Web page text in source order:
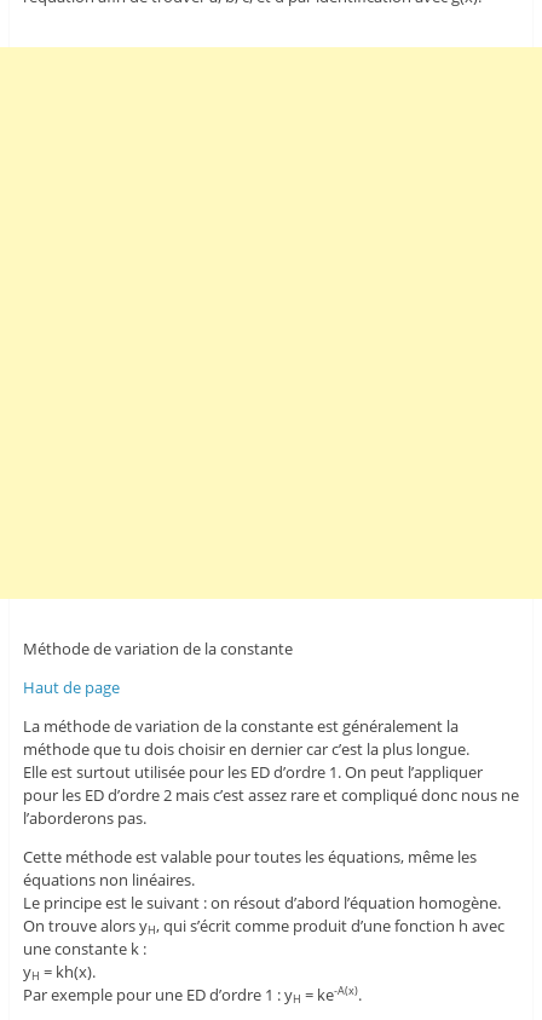
Méthode de variation de la constante
Haut de page
La méthode de variation de la constante est généralement la
méthode que tu dois choisir en dernier car c’est la plus longue.
Elle est surtout utilisée pour les ED d’ordre 1. On peut l’appliquer
pour les ED d’ordre 2 mais c’est assez rare et compliqué donc nous ne
l’aborderons pas.
Cette méthode est valable pour toutes les équations, même les
équations non linéaires.
Le principe est le suivant : on résout d’abord l’équation homogène.
On trouve alors yH, qui s’écrit comme produit d’une fonction h avec
une constante k :
yH = kh(x).
Par exemple pour une ED d’ordre 1 : yH = ke-A(x).